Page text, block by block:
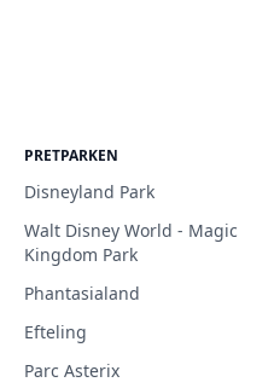
PRETPARKEN
Disneyland Park
Walt Disney World - Magic
Kingdom Park
Phantasialand
Efteling
Parc Asterix